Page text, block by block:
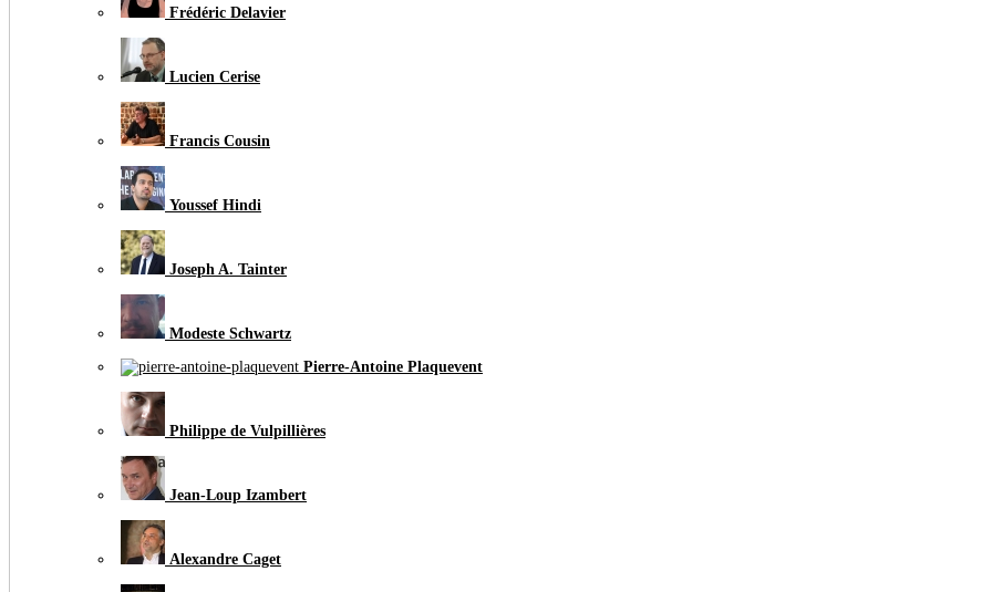
Frédéric Delavier
Lucien Cerise
Francis Cousin
Youssef Hindi
Joseph A. Tainter
Modeste Schwartz
Pierre-Antoine Plaquevent
Philippe de Vulpillières
Jean-Loup Izambert
Alexandre Caget